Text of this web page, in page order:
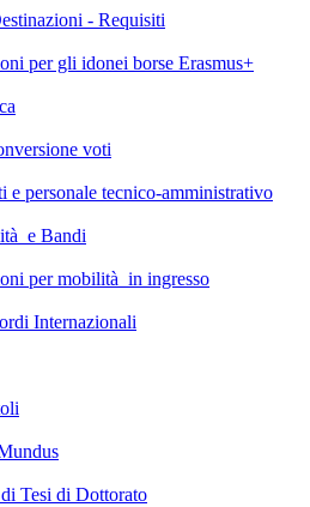
- Requisiti
per gli idonei borse Erasmus+
voti
personale tecnico-amministrativo
e Bandi
per mobilità in ingresso
Internazionali
Tesi di Dottorato